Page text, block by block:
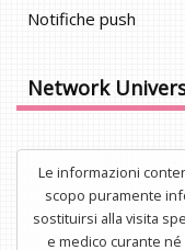
Notifiche push
Network
Le informazioni
scopo puramente
sostituirsi alla visita
e medico curante